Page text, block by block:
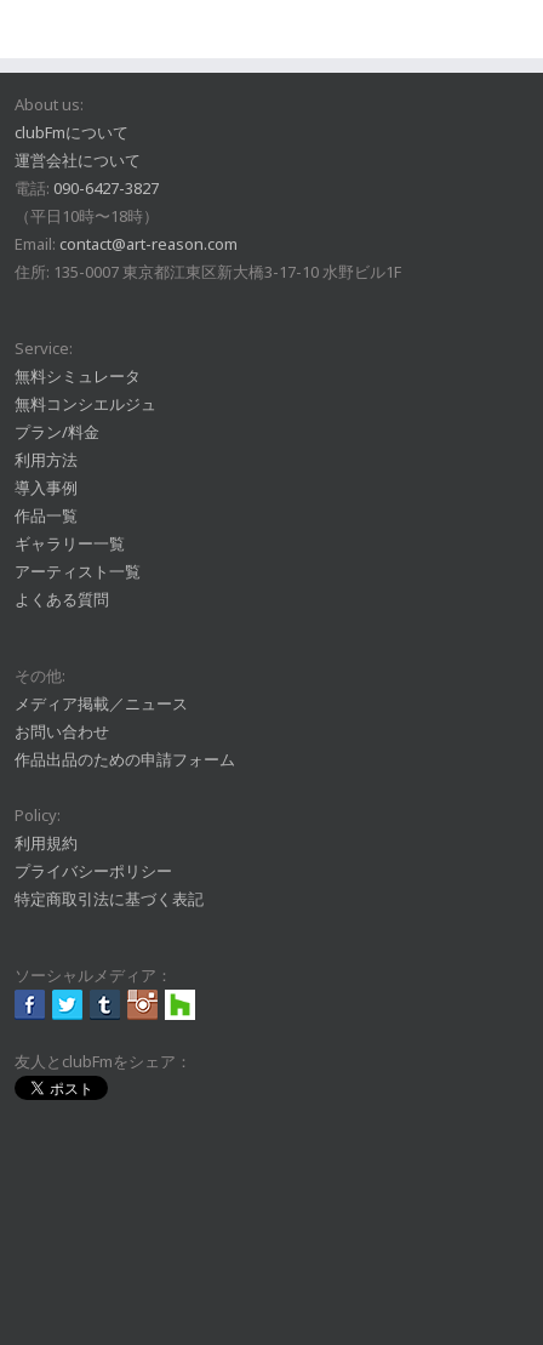
About us:
clubFmについて
運営会社について
電話: 090-6427-3827
（平日10時〜18時）
Email: contact@art-reason.com
住所: 135-0007 東京都江東区新大橋3-17-10 水野ビル1F
Service:
無料シミュレータ
無料コンシエルジュ
プラン/料金
利用方法
導入事例
作品一覧
ギャラリー一覧
アーティスト一覧
よくある質問
その他:
メディア掲載／ニュース
お問い合わせ
作品出品のための申請フォーム
Policy:
利用規約
プライバシーポリシー
特定商取引法に基づく表記
ソーシャルメディア：
友人とclubFmをシェア：